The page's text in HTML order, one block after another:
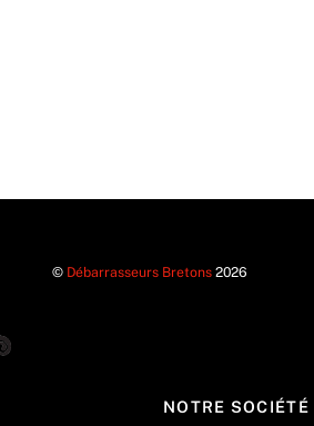
© Débarrasseurs Bretons 2026
NOTRE SOCIÉTÉ